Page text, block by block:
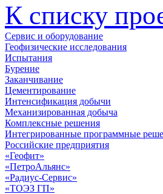
К списку
Сервис и оборудование
Геофизические исследования
Испытания
Бурение
Заканчивание
Цементирование
Интенсификация добычи
Механизированная добыча
Комплексные решения
Интегрированные программные
Российские предприятия
«Геофит»
«ПетроАльянс»
«Радиус-Сервис»
«ТОЭЗ ГП»